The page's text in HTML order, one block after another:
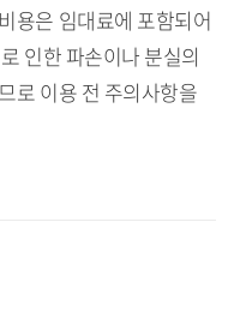
용은 임대료에 포함되어
인한 파손이나 분실의
로 이용 전 주의사항을